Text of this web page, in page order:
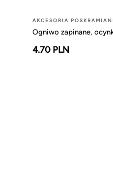
AKCESORIA
Ogniwo zapinane,
4.70 PLN